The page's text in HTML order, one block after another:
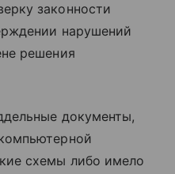
законности
нарушений
решения
документы,
схемы либо имело